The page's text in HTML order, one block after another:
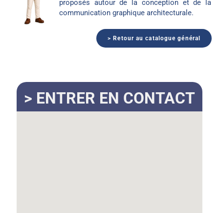
proposés autour de la conception et de la
communication graphique architecturale.
> Retour au catalogue général
> ENTRER EN CONTACT